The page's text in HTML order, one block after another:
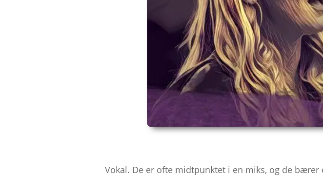
Vokal. De er ofte midtpunktet i en miks, og de